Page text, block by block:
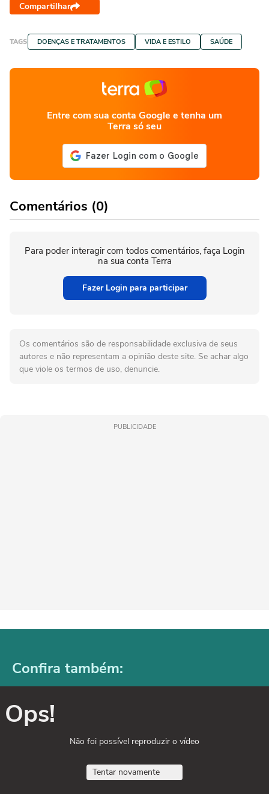
Compartilhar
TAGS DOENÇAS E TRATAMENTOS VIDA E ESTILO SAÚDE
Entre com sua conta Google e tenha um
Terra só seu
Comentários (0)
Para poder interagir com todos comentários, faça Login
na sua conta Terra
Fazer Login para participar
Os comentários são de responsabilidade exclusiva de seus
autores e não representam a opinião deste site. Se achar algo
que viole os termos de uso, denuncie.
PUBLICIDADE
Confira também:
Ops!
Não foi possível reproduzir o vídeo
Tentar novamente